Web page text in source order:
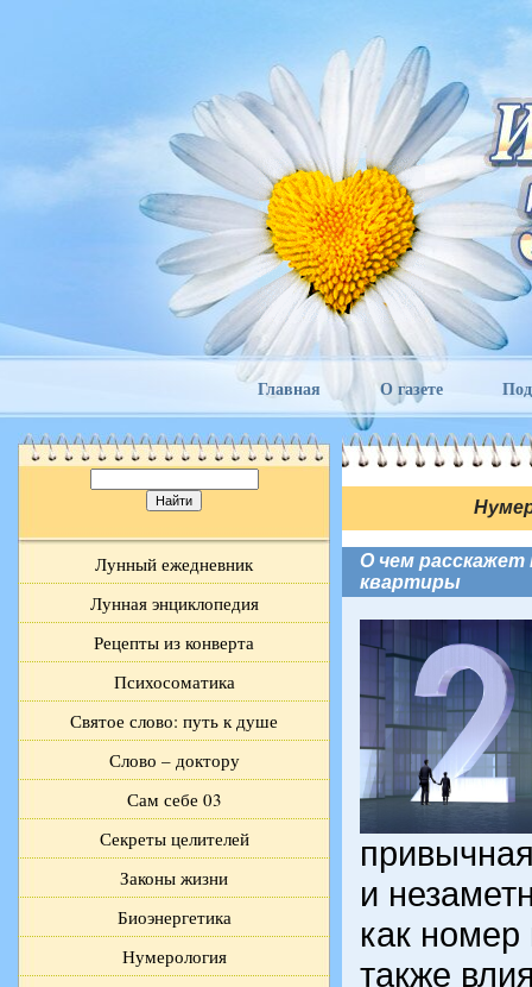
Главная О газете
Лунный ежедневник
Лунная энциклопедия
Рецепты из конверта
Психосоматика
Святое слово: путь к душе
Слово – доктору
Сам себе 03
Секреты целителей
Законы жизни
Биоэнергетика
Нумерология
О чем расскажет
квартиры
и
как номер
также